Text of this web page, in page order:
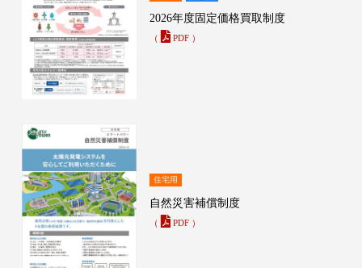
2026年度固定価格買取制度
（ PDF ）
住宅用
自然災害補償制度
（ PDF ）